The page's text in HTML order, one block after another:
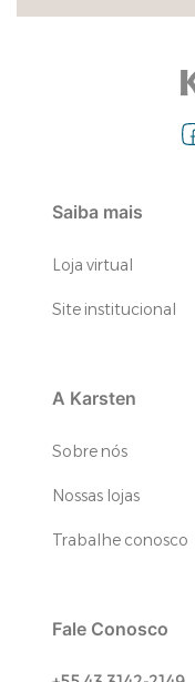
Saiba mais
Loja virtual
Site institucional
A Karsten
Sobre nós
Nossas lojas
Trabalhe conosco
Fale Conosco